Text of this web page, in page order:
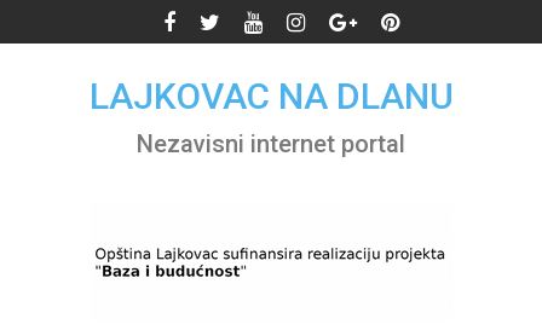
to
LAJKOVAC NA DLANU
Nezavisni internet portal